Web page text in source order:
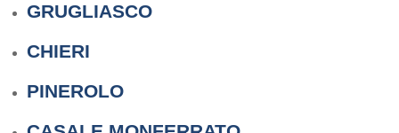
GRUGLIASCO
CHIERI
PINEROLO